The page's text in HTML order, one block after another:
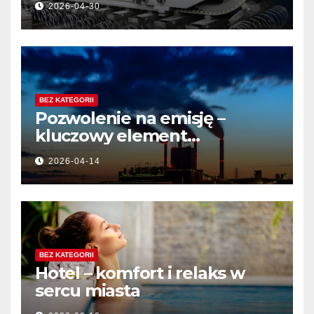
2026-04-30
BEZ KATEGORII
Pozwolenie na emisję –
kluczowy element
działalności przemysłowej
2026-04-14
BEZ KATEGORII
Hotel – komfort i relaks w
sercu miasta